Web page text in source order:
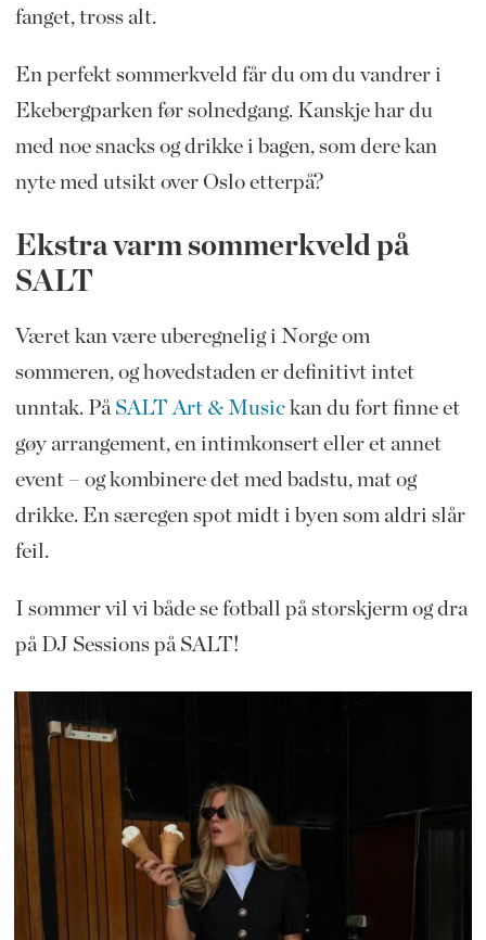
fanget, tross alt.
En perfekt sommerkveld får du om du vandrer i
Ekebergparken før solnedgang. Kanskje har du
med noe snacks og drikke i bagen, som dere kan
nyte med utsikt over Oslo etterpå?
Ekstra varm sommerkveld på
SALT
Været kan være uberegnelig i Norge om
sommeren, og hovedstaden er definitivt intet
unntak. På SALT Art & Musickan du fort finne et
gøy arrangement, en intimkonsert eller et annet
event – og kombinere det med badstu, mat og
drikke. En særegen spot midt i byen som aldri slår
feil.
I sommer vil vi både se fotball på storskjerm og dra
på DJ Sessions på SALT!